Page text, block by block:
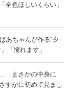
色ほしいくらい」
あちゃんが作る“夕
「憧れます」
まさかの中身に
すがに初めて見まし